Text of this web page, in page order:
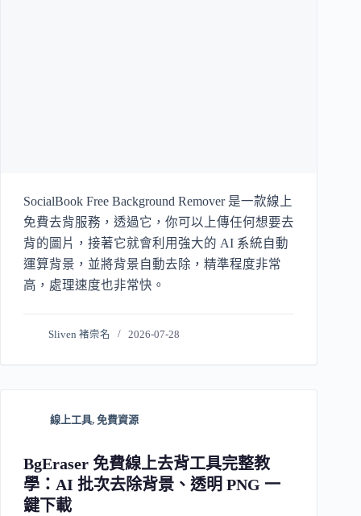
SocialBook Free Background Remover 是一款線上
免費去背服務，透過它，你可以上傳任何想要去
背的圖片，接著它就會利用強大的 AI 系統自動
運算背景，並將背景自動去除，精準程度非常
高，處理速度也非常快。
Sliven 褚崇名 2026-07-28
線上工具, 免費資源
BgEraser 免費線上去背工具完整教
學：AI 批次去除背景、透明 PNG 一
鍵下載